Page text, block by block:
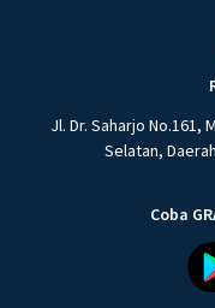
Jl. Dr. Saharjo
Selatan,
Coba